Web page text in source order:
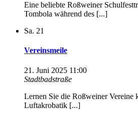
Eine beliebte Roßweiner
Tombola während des [...]
Sa. 21
Vereinsmeile
21. Juni 2025 11:00
Stadtbadstraße
Lernen Sie die Roßweiner Vereine
Luftakrobatik [...]